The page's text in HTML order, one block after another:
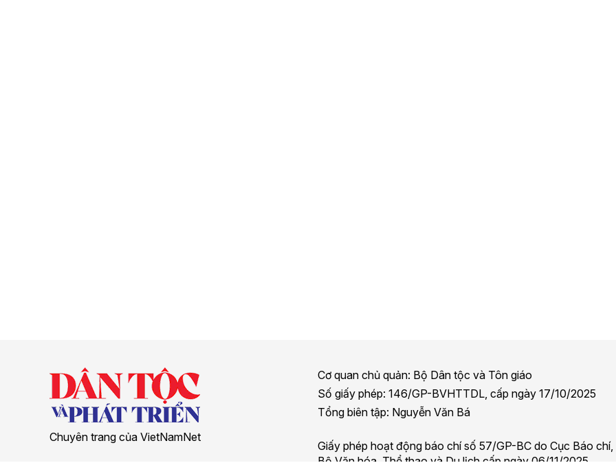
Chuyên trang của VietNamNet
Cơ quan chủ quản: Bộ Dân tộc và Tôn giáo
Số giấy phép: 146/GP-BVHTTDL, cấp ngày 17/10/2025
Tổng biên tập: Nguyễn Văn Bá
Giấy phép hoạt động báo chí số 57/GP-BC do Cục Báo chí,